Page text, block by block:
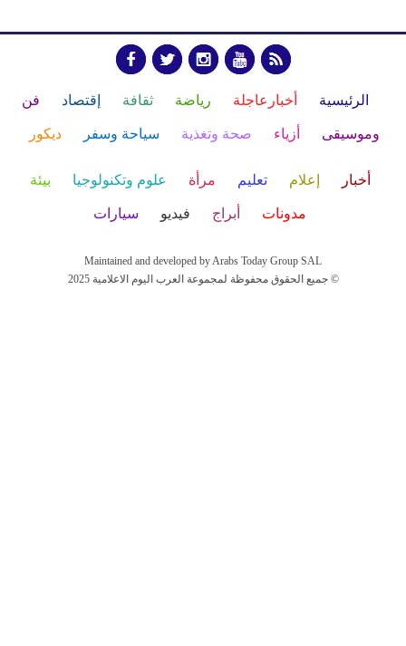
الرئيسية أخبارعاجلة رياضة ثقافة إقتصاد فن
وموسيقى أزياء صحة وتغذية سياحة وسفر ديكور
أخبار إعلام تعليم مرأة علوم وتكنولوجيا بيئة
مدونات أبراج فيديو سيارات
Maintained and developed by Arabs Today Group SAL
جميع الحقوق محفوظة لمجموعة العرب اليوم الاعلامية 2025 ©